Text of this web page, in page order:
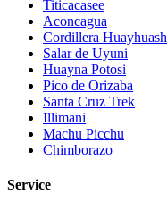
Titicacasee
Aconcagua
Cordillera Huayhuash
Salar de Uyuni
Huayna Potosi
Pico de Orizaba
Santa Cruz Trek
Illimani
Machu Picchu
Chimborazo
Service